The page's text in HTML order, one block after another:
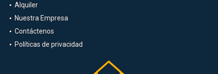
Alquiler
Nuestra Empresa
Contáctenos
Políticas de privacidad